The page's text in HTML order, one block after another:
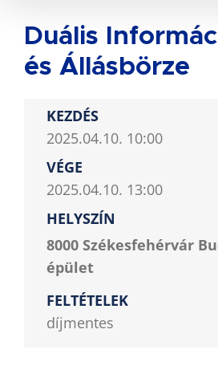
Duális
és Állásbörze
KEZDÉS
2025.04.10. 10:00
VÉGE
2025.04.10. 13:00
HELYSZÍN
8000 Székesfehérvár
épület
FELTÉTELEK
díjmentes